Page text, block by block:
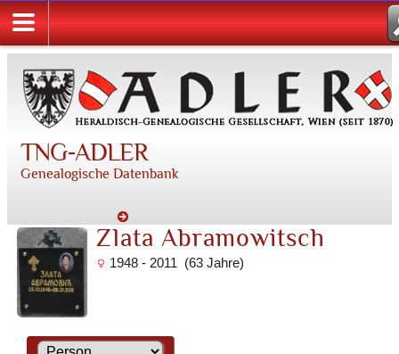
TNG-ADLER
Genealogische Datenbank
Zlata Abramowitsch
1948 - 2011 (63 Jahre)